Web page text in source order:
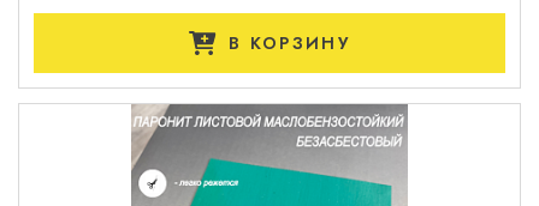
В КОРЗИНУ